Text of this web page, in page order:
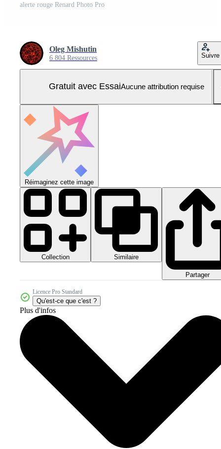
alerte rouge Renard Photo Pro
Oleg Mishutin
6 804 Ressources Suivre
Gratuit avec EssaiAucune attribution requise
Réimaginez cette image
Collection Similaire
Partager
Licence Pro Standard
Qu'est-ce que c'est ?
Plus d'infos